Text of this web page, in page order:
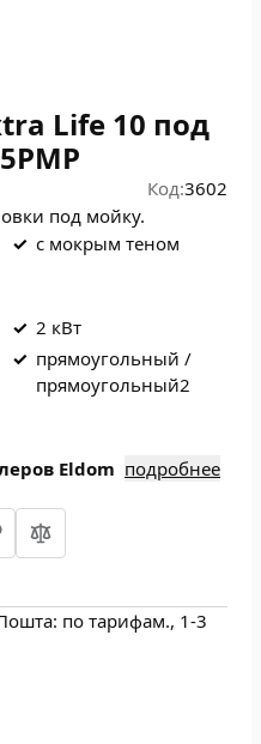
Life 10 под
Код:3602
под мойку.
✓ с мокрым теном
✓ 2 кВт
✓ прямоугольный /
прямоугольный2
Eldom подробнее
по тарифам., 1-3